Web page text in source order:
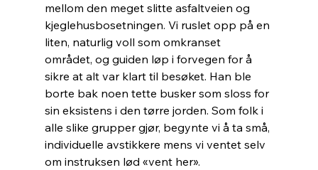
mellom den meget slitte asfaltveien og
kjeglehusbosetningen. Vi ruslet opp på en
liten, naturlig voll som omkranset
området, og guiden løp i forvegen for å
sikre at alt var klart til besøket. Han ble
borte bak noen tette busker som sloss for
sin eksistens i den tørre jorden. Som folk i
alle slike grupper gjør, begynte vi å ta små,
individuelle avstikkere mens vi ventet selv
om instruksen lød «vent her».